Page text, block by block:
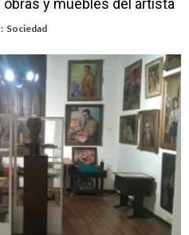
sobre literatura japonesa en la
Jazmín David fue citada a la
en la peña de Casino Melincué
y muebles del artista
Sociedad